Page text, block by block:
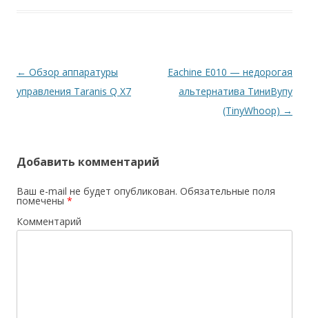
Навигация
по
← Обзор аппаратуры
управления Taranis Q X7
Eachine E010 — недорогая
альтернатива ТиниВупу
(TinyWhoop) →
Добавить комментарий
Ваш e-mail не будет опубликован. Обязательные поля
помечены *
Комментарий